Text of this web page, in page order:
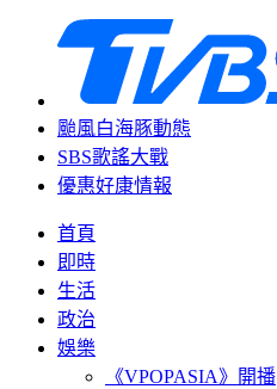
颱風白海豚動態
SBS歌謠大戰
優惠好康情報
首頁
即時
生活
政治
娛樂
《VPOPASIA》開播